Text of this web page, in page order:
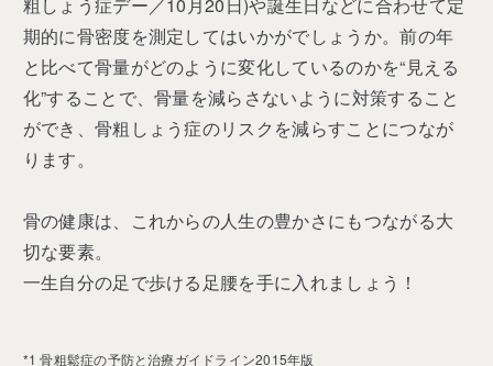
期的に骨密度を測定してはいかがでしょうか。前の年
と比べて骨量がどのように変化しているのかを“見える
化”することで、骨量を減らさないように対策すること
ができ、骨粗しょう症のリスクを減らすことにつなが
ります。
骨の健康は、これからの人生の豊かさにもつながる大
切な要素。
一生自分の足で歩ける足腰を手に入れましょう！
*1 骨粗鬆症の予防と治療ガイドライン2015年版